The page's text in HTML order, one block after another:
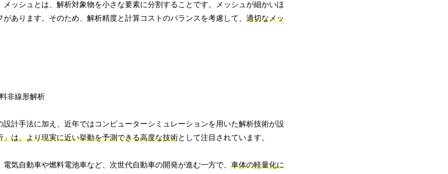
メッシュとは、解析対象物を小さな要素に分割することです。メッシュが細かいほ
あります。そのため、解析精度と計算コストのバランスを考慮して、 適切なメッ
計手法に加え、近年ではコンピューターシミュレーションを用いた解析技術が設
」は、より現実に近い挙動を予測できる高度な技術として注目されています。
気自動車や燃料電池車など、次世代自動車の開発が進む一方で、 車体の軽量化に